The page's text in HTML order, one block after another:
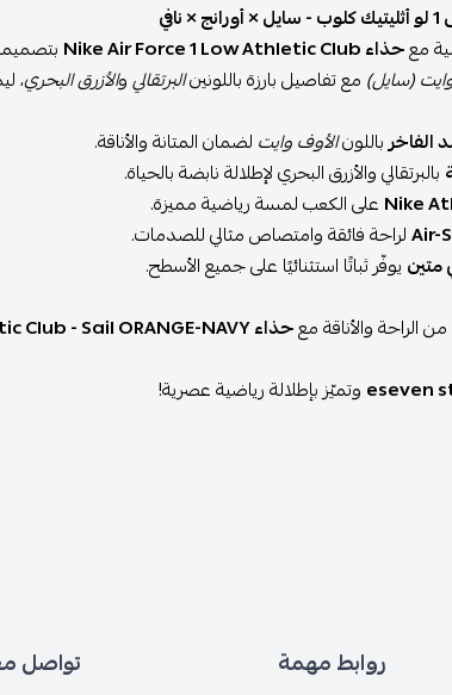
معحذاء Nike Air Force 1 Low Athletic Club
(سايل) مع تفاصيل بارزة باللونينالبرتقاليوالأزرق البحري،
الفاخرباللونالأوف وايت لضمان المتانة والأناقة.
بالبرتقالي والأزرق البحري لإطلالة نابضة بالحياة.
على الكعب لمسة رياضية مميزة.
لراحة فائقة وامتصاص مثالي للصدمات.
يوفّر ثباتًا استثنائيًا على جميع الأسطح.
الراحة والأناقة معحذاء Nike Air Force 1 Low Athletic Club - Sail ORANGE-NAVY
eseven وتميّز بإطلالة رياضية عصرية!
روابط مهمة تواصل